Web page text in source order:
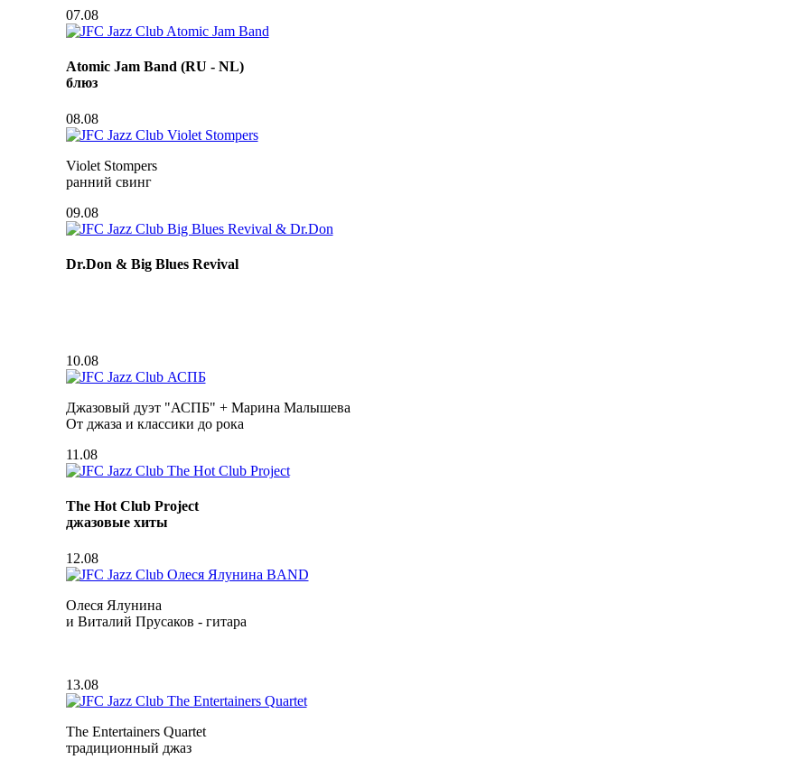
07.08
Atomic Jam Band (RU - NL)
блюз
08.08
Violet Stompers
ранний свинг
09.08
Dr.Don & Big Blues Revival
10.08
Джазовый дуэт "АСПБ" + Марина Малышева
От джаза и классики до рока
11.08
The Hot Club Project
джазовые хиты
12.08
Олеся Ялунина
и Виталий Прусаков - гитара
13.08
The Entertainers Quartet
традиционный джаз